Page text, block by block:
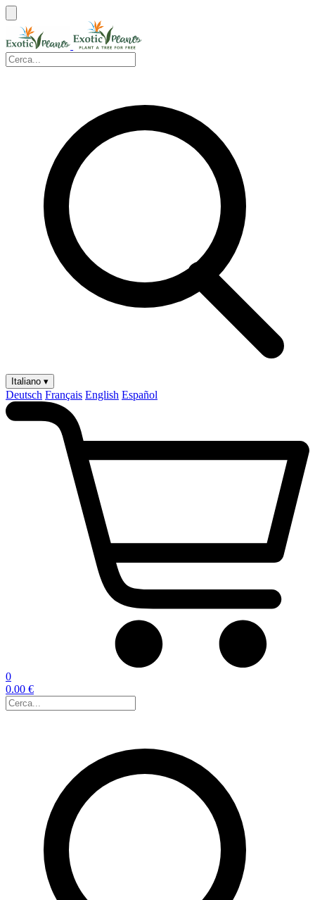
Italiano ▾
Deutsch Français English Español
0
0.00 €